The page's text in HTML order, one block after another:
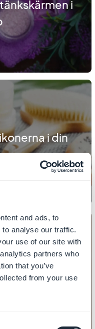
and ads, to
analyse our traffic.
use of our site with
partners who
that you’ve
from your use
i
i din
sektioner